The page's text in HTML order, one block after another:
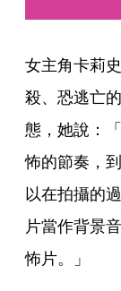
女主角卡莉
殺、恐逃亡
態，她說：
怖的節奏，
以在拍攝的
片當作背景
怖片。」